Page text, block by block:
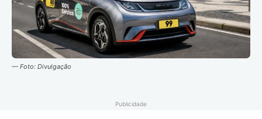
— Foto: Divulgação
Publicidade